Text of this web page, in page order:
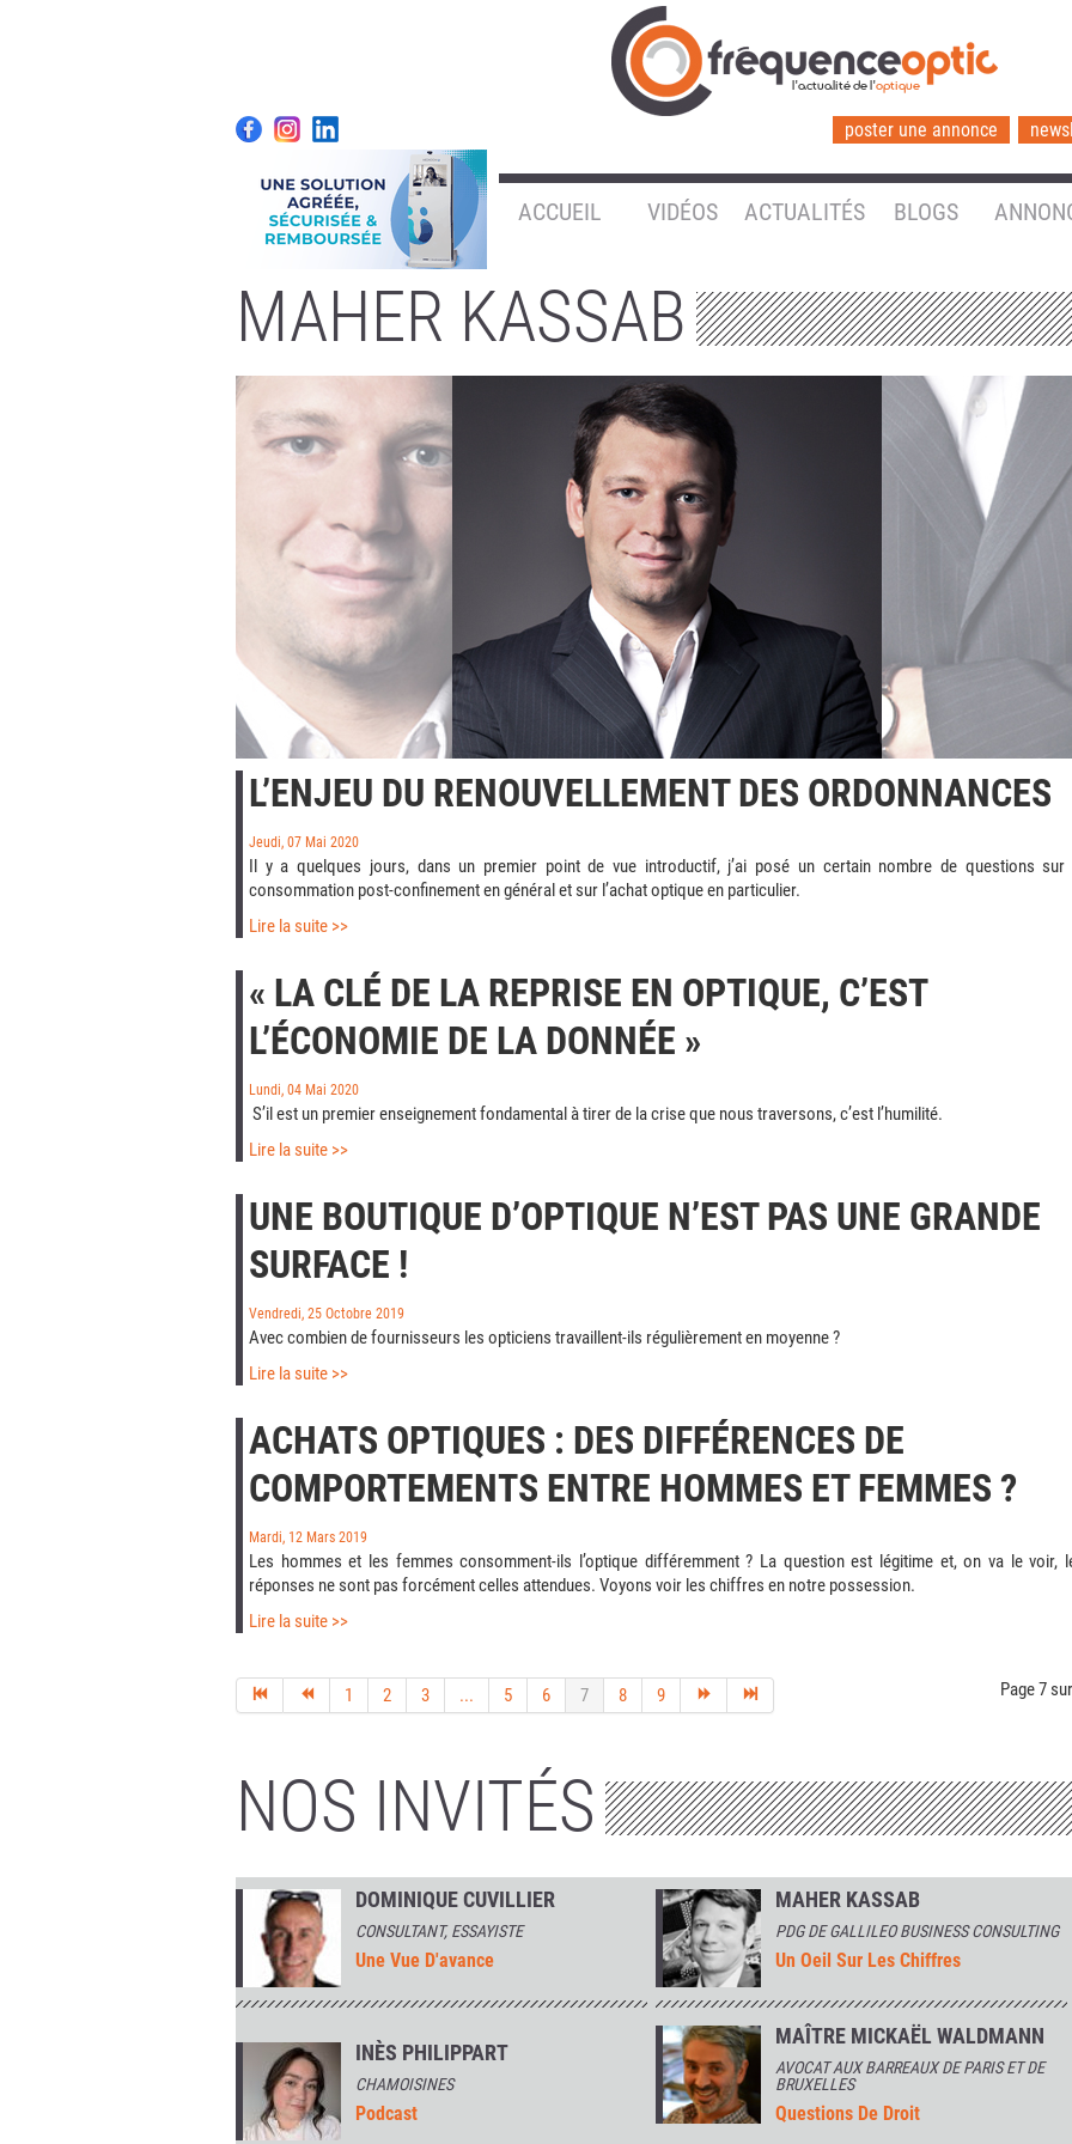
l'actualité de l'optique
poster une annonce
ACCUEIL VIDÉOS ACTUALITÉS BLOGS
MAHER KASSAB
L’ENJEU DU RENOUVELLEMENT DES ORDONNANCES
Jeudi, 07 Mai 2020
Il y a quelques jours, dans un premier point de vue introductif, j’ai posé un certain nombre de questions sur
consommation post-confinement en général et sur l’achat optique en particulier.
Lire la suite >>
« LA CLÉ DE LA REPRISE EN OPTIQUE, C’EST
L’ÉCONOMIE DE LA DONNÉE »
Lundi, 04 Mai 2020
S’il est un premier enseignement fondamental à tirer de la crise que nous traversons, c’est l’humilité.
Lire la suite >>
UNE BOUTIQUE D’OPTIQUE N’EST PAS UNE GRANDE
SURFACE !
Vendredi, 25 Octobre 2019
Avec combien de fournisseurs les opticiens travaillent-ils régulièrement en moyenne ?
Lire la suite >>
ACHATS OPTIQUES : DES DIFFÉRENCES DE
COMPORTEMENTS ENTRE HOMMES ET FEMMES ?
Mardi, 12 Mars 2019
Les hommes et les femmes consomment-ils l’optique différemment ? La question est légitime et, on va le voir,
réponses ne sont pas forcément celles attendues. Voyons voir les chiffres en notre possession.
Lire la suite >>
Page 7
1 2 3 ... 5 6 7 8 9
NOS INVITÉS
DOMINIQUE CUVILLIER
CONSULTANT, ESSAYISTE
Une Vue D'avance
MAHER KASSAB
PDG DE GALLILEO BUSINESS CONSULTING
Un Oeil Sur Les Chiffres
INÈS PHILIPPART
CHAMOISINES
Podcast
MAÎTRE MICKAËL WALDMANN
AVOCAT AUX BARREAUX DE PARIS ET DE
BRUXELLES
Questions De Droit